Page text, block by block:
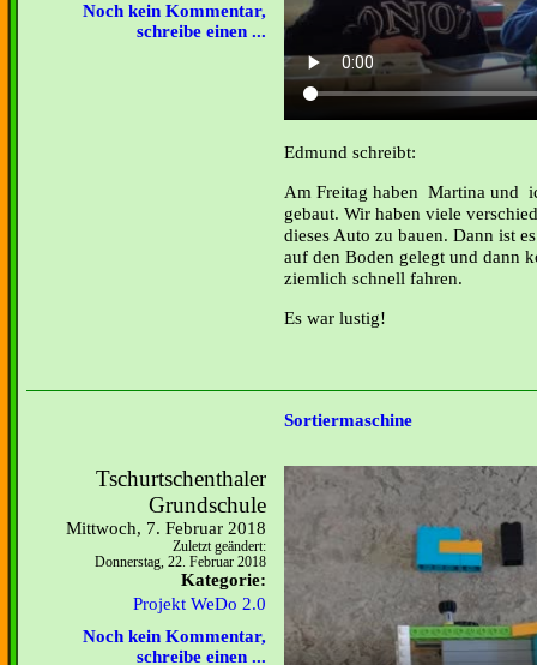
Noch kein Kommentar,
schreibe einen ...
Edmund schreibt:
Am Freitag haben Martina und
gebaut. Wir haben viele
dieses Auto zu bauen. Dann ist
auf den Boden gelegt und dann
ziemlich schnell fahren.
Es war lustig!
Sortiermaschine
Tschurtschenthaler
Grundschule
Mittwoch, 7. Februar 2018
Zuletzt geändert:
Donnerstag, 22. Februar 2018
Kategorie:
Projekt WeDo 2.0
Noch kein Kommentar,
schreibe einen ...